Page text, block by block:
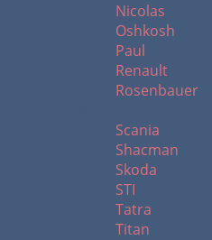
Nicolas
Oshkosh
Paul
Renault
Rosenbauer
Scania
Shacman
Skoda
STI
Tatra
Titan